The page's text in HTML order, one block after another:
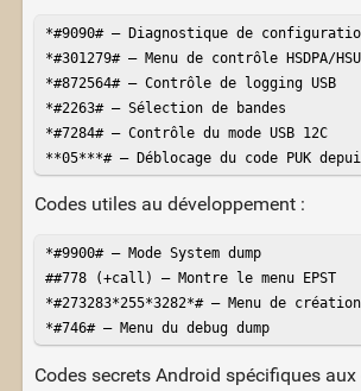
*#9090# – Diagnostique de
*#301279# – Menu de contrôle HSDPA/
*#872564# – Contrôle de logging USB
*#2263# – Sélection de bandes
*#7284# – Contrôle du mode USB 12C
**05***# – Déblocage du code PUK
Codes utiles au développement : ​
*#9900# – Mode System dump
##778 (+call) – Montre le menu EPST
*#273283*255*3282*# – Menu de
*#746# – Menu du debug dump
Codes secrets Android spécifiques